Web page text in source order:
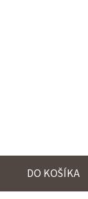
DO KOŠÍKA